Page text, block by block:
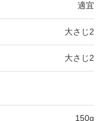
適宜
大さじ2
大さじ2
150g